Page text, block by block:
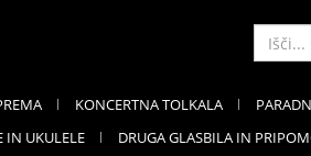
KONCERTNA TOLKALA
IN UKULELE DRUGA GLASBILA IN